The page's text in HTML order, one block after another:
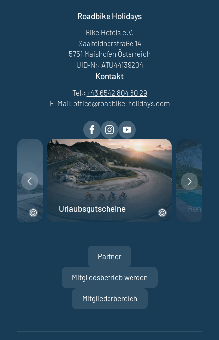
Roadbike Holidays
Bike Hotels e.V.
Saalfeldnerstraße 14
5751 Maishofen Österreich
UID-Nr. ATU44139204
Kontakt
Tel.: +43 6542 804 80 29
E-Mail: office@roadbike-holidays.com
Urlaubsgutscheine
Partner
Mitgliedsbetrieb werden
Mitgliederbereich